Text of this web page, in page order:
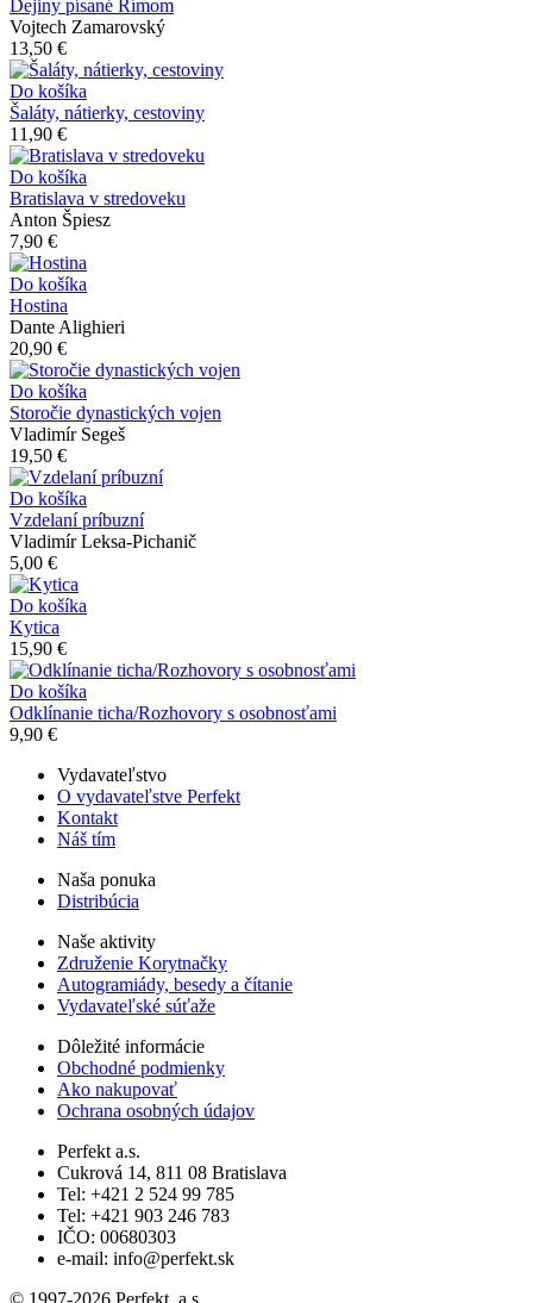
Dejiny písané Rímom
Vojtech Zamarovský
13,50 €
Do košíka
Šaláty, nátierky, cestoviny
11,90 €
Do košíka
Bratislava v stredoveku
Anton Špiesz
7,90 €
Do košíka
Hostina
Dante Alighieri
20,90 €
Do košíka
Storočie dynastických vojen
Vladimír Segeš
19,50 €
Do košíka
Vzdelaní príbuzní
Vladimír Leksa-Pichanič
5,00 €
Do košíka
Kytica
15,90 €
Do košíka
Odklínanie ticha/Rozhovory s osobnosťami
9,90 €
Vydavateľstvo
O vydavateľstve Perfekt
Kontakt
Náš tím
Naša ponuka
Distribúcia
Naše aktivity
Združenie Korytnačky
Autogramiády, besedy a čítanie
Vydavateľské súťaže
Dôležité informácie
Obchodné podmienky
Ako nakupovať
Ochrana osobných údajov
Perfekt a.s.
Cukrová 14, 811 08 Bratislava
Tel: +421 2 524 99 785
Tel: +421 903 246 783
IČO: 00680303
e-mail: info@perfekt.sk
© 1997-2026 Perfekt, a.s.